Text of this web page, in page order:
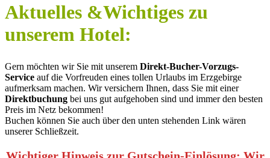
Aktuelles &Wichtiges zu
unserem Hotel:
Gern möchten wir Sie mit unserem Direkt-Bucher-Vorzugs-
Service auf die Vorfreuden eines tollen Urlaubs im Erzgebirge
aufmerksam machen. Wir versichern Ihnen, dass Sie mit einer
Direktbuchung bei uns gut aufgehoben sind und immer den besten
Preis im Netz bekommen!
Buchen können Sie auch über den unten stehenden Link wären
unserer Schließzeit.